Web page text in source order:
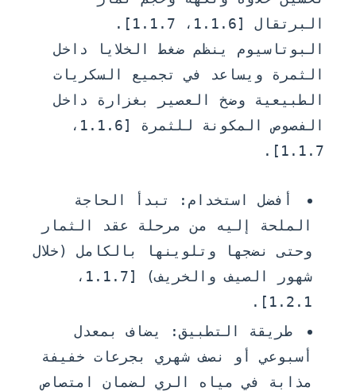
البرتقال [1.1.6، 1.1.7].
البوتاسيوم ينظم ضغط الخلايا داخل
الثمرة ويساعد في تجميع السكريات
الطبيعية وضخ العصير بغزارة داخل
الفصوص المكونة للثمرة [1.1.6،
1.1.7].
أفضل استخدام:
تبدأ الحاجة
الملحة إليه من مرحلة عقد الثمار
وحتى نضجها وتلوينها بالكامل (خلال
شهور الصيف والخريف) [1.1.7،
1.2.1].
طريقة التطبيق:
يضاف بمعدل
أسبوعي أو نصف شهري بجرعات خفيفة
مذابة في مياه الري لضمان امتصاص